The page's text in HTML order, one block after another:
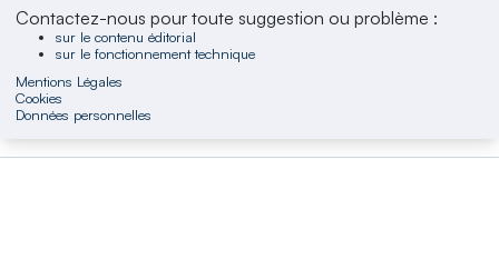
Contactez-nous pour toute suggestion ou problème :
sur le contenu éditorial
sur le fonctionnement technique
Mentions Légales
Cookies
Données personnelles